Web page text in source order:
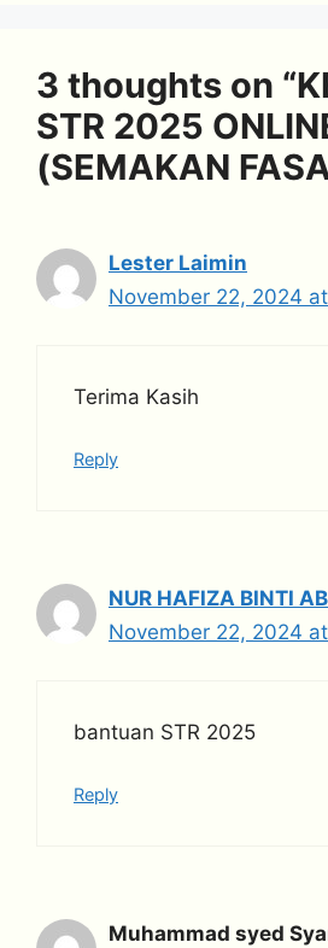
3 thoughts on
STR 2025
(SEMAKAN
Lester Laimin
November 22, 2024
Terima Kasih
Reply
NUR HAFIZA BINTI
November 22, 2024
bantuan STR 2025
Reply
Muhammad syed